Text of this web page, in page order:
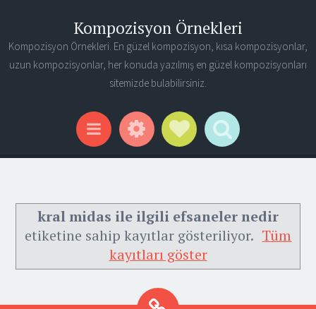
Kompozisyon Örnekleri
Kompozisyon Örnekleri. En güzel kompozisyon, kısa kompozisyonlar,
uzun kompozisyonlar, her konuda yazılmış en güzel kompozisyonları
sitemizde bulabilirsiniz.
Menu WidgetsSocial Links
Search
kral midas ile ilgili efsaneler nedir
etiketine sahip kayıtlar gösteriliyor. Tüm
kayıtları göster